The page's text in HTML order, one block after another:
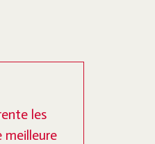
les
meilleure